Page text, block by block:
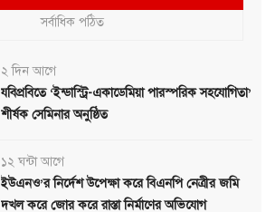
সর্বাধিক পঠিত
২ দিন আগে
যবিপ্রবিতে ‘ইন্ডাস্ট্রি-একাডেমিয়া পারস্পরিক সহযোগিতা’
শীর্ষক সেমিনার অনুষ্ঠিত
১২ ঘন্টা আগে
ইউএনও’র নির্দেশ উপেক্ষা করে বিএনপি নেত্রীর জমি
দখল করে জোর করে রাস্তা নির্মাণের অভিযোগ